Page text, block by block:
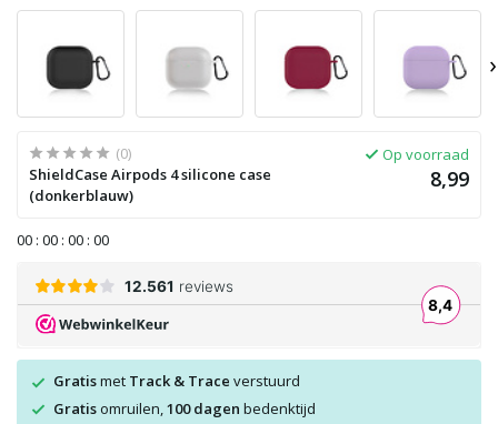
›
(0)
ShieldCase Airpods 4 silicone case
(donkerblauw)
Op voorraad
8,99
00 : 00 : 00 : 00
Gratismet Track & Trace verstuurd
Gratisomruilen, 100 dagen bedenktijd